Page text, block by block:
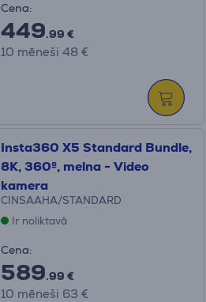
Cena:
449.99 €
10 mēneši 48 €
Insta360 X5 Standard Bundle,
8K, 360º, melna - Video
kamera
CINSAAHA/STANDARD
Ir noliktavā
Cena:
589.99 €
10 mēneši 63 €